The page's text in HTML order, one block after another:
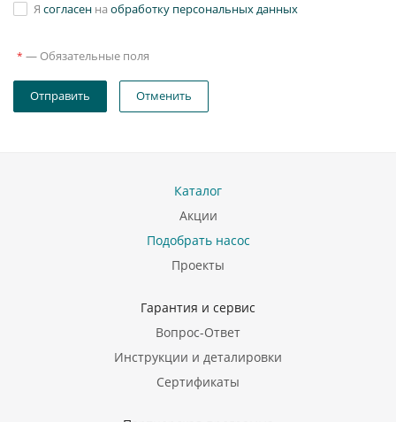
Я согласен на обработку персональных данных
* — Обязательные поля
Отправить Отменить
Каталог
Акции
Подобрать насос
Проекты
Гарантия и сервис
Вопрос-Ответ
Инструкции и деталировки
Сертификаты